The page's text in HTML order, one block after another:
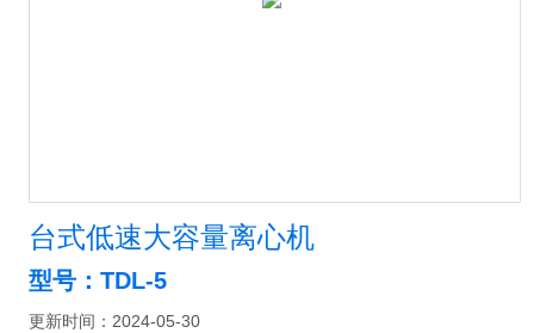
台式低速大容量离心机
型号：TDL-5
更新时间：2024-05-30